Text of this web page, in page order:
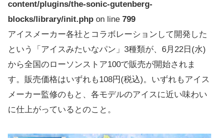
content/plugins/the-sonic-gutenberg-
blocks/library/init.php on line 799
アイスメーカー各社とコラボレーションして開発した
という「アイスみたいなパン」3種類が、6月22日(水)
から全国のローソンストア100で販売が開始されま
す。販売価格はいずれも108円(税込)。いずれもアイス
メーカー監修のもと、各モデルのアイスに近い味わい
に仕上がっているとのこと。